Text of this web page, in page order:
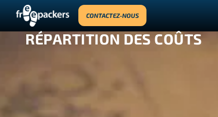
CONTACTEZ-NOUS
RÉPARTITION DES COÛTS